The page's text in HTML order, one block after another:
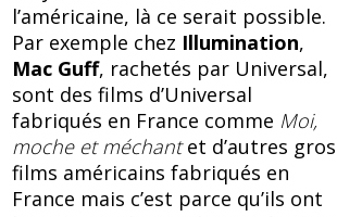
l’américaine, là ce serait possible.
Par exemple chez Illumination,
Mac Guff, rachetés par Universal,
sont des films d’Universal
fabriqués en France comme Moi,
moche et méchantet d’autres gros
films américains fabriqués en
France mais c’est parce qu’ils ont